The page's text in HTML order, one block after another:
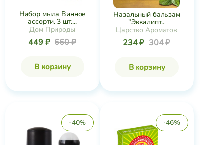
Набор мыла Винное
ассорти, 3 шт....
Дом Природы
449 ₽ 660 ₽
В корзину
Назальный бальзам
"Эвкалипт...
Царство Ароматов
234 ₽ 304 ₽
В корзину
-40% -46%